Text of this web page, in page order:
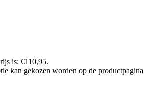
is: €110,95.
kan gekozen worden op de productpagina